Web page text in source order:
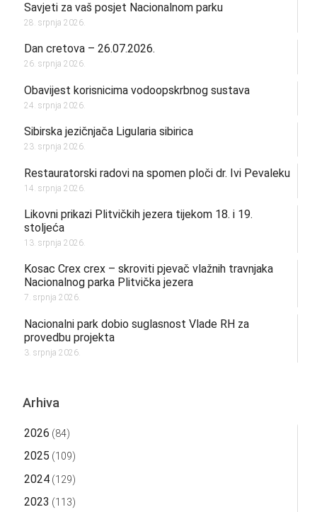
Savjeti za vaš posjet Nacionalnom parku
28. srpnja 2026.
Dan cretova – 26.07.2026.
26. srpnja 2026.
Obavijest korisnicima vodoopskrbnog sustava
24. srpnja 2026.
Sibirska jezičnjača Ligularia sibirica
23. srpnja 2026.
Restauratorski radovi na spomen ploči dr. Ivi Pevaleku
14. srpnja 2026.
Likovni prikazi Plitvičkih jezera tijekom 18. i 19.
stoljeća
13. srpnja 2026.
Kosac Crex crex – skroviti pjevač vlažnih travnjaka
Nacionalnog parka Plitvička jezera
7. srpnja 2026.
Nacionalni park dobio suglasnost Vlade RH za
provedbu projekta
3. srpnja 2026.
Arhiva
2026 (84)
2025 (109)
2024(129)
2023 (113)